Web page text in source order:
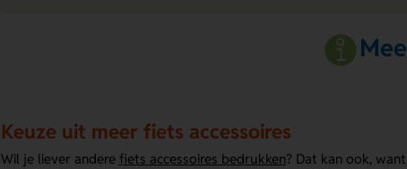
Keuze uit meer fiets accessoires
Wil je liever andere fiets accessoires bedrukken? Dat kan ook,